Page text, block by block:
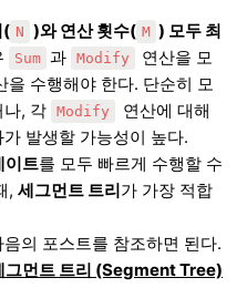
( N )와 연산 횟수( M ) 모두 최
Sum 과 Modify
연산을 모
을 수행해야 한다. 단순히 모
나, 각
Modify
연산에 대해
발생할 가능성이 높다.
이트를 모두 빠르게 수행할 수
, 세그먼트 트리가 가장 적합
의 포스트를 참조하면 된다.
먼트 트리 (Segment Tree)